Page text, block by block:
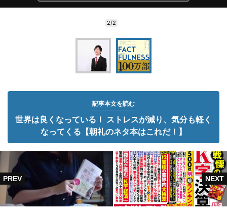
2/2
記事本文を読む
世界は良くなっている！ ストレスが減り、気分も軽く
なってくる【朝礼のネタ本はこれだ！】